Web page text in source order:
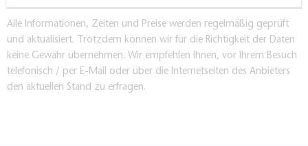
Alle Informationen, Zeiten und Preise werden regelmäßig geprüft
und aktualisiert. Trotzdem können wir für die Richtigkeit der Daten
keine Gewähr übernehmen. Wir empfehlen Ihnen, vor Ihrem Besuch
telefonisch / per E-Mail oder über die Internetseiten des Anbieters
den aktuellen Stand zu erfragen.